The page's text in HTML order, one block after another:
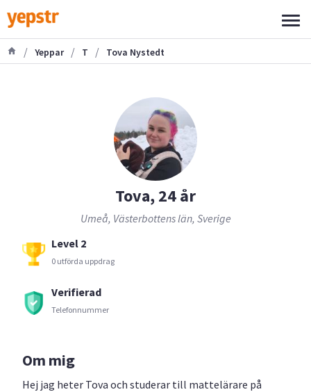
/ Yeppar / T / Tova Nystedt
Tova, 24 år
Umeå, Västerbottens län, Sverige
Level 2
0 utförda uppdrag
Verifierad
Telefonnummer
Om mig
Hej jag heter Tova och studerar till mattelärare på